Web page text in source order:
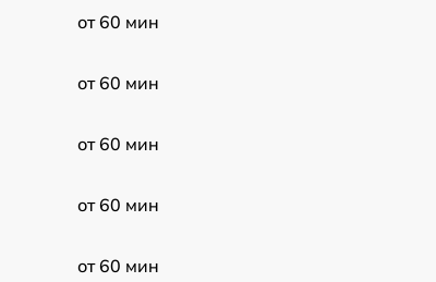
от 60 мин
от 60 мин
от 60 мин
от 60 мин
от 60 мин